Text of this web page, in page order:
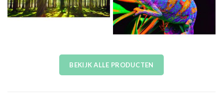
BEKIJK ALLE PRODUCTEN